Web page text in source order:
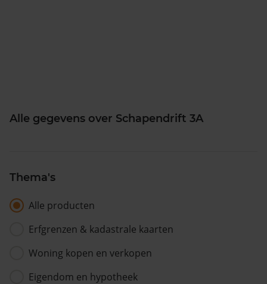
Alle gegevens over Schapendrift 3A
Thema's
Alle producten
Erfgrenzen & kadastrale kaarten
Woning kopen en verkopen
Eigendom en hypotheek